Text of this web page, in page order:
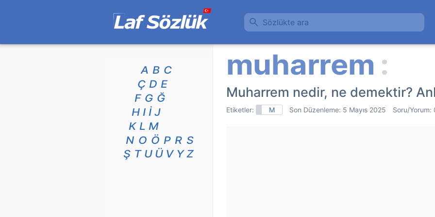
Sözlükte ara
Muharrem nedir, ne demektir?
Etiketler: M Son Düzenleme: 5 Mayıs 2025 Soru/Yorum:
A B C
Ç D E
F G Ğ
H I İ J
K L M
N O Ö P R S
Ş T U Ü V Y Z